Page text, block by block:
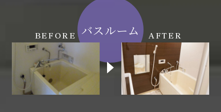
バスルーム
BEFORE AFTER